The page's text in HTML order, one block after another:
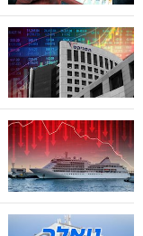
דעות
רכילות
עסקית
קריפטו
ויראלי
טלוויזיה